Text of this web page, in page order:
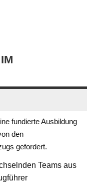
fundierte Ausbildung
den
gefordert.
Teams aus